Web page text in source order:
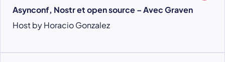
Asynconf, Nostr et open source – Avec Graven
Host by Horacio Gonzalez